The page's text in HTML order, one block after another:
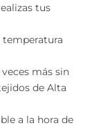
tus
más sin
de Alta
a la hora de